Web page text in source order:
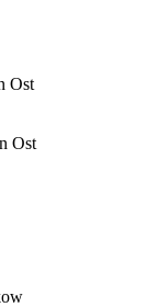
Ost
Ost